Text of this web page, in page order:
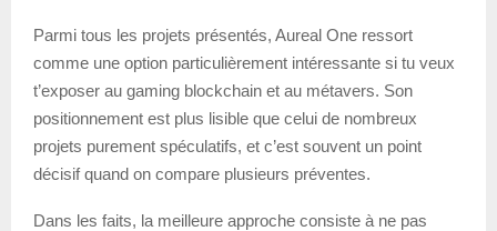
Parmi tous les projets présentés, Aureal One ressort
comme une option particulièrement intéressante si tu veux
t’exposer au gaming blockchain et au métavers. Son
positionnement est plus lisible que celui de nombreux
projets purement spéculatifs, et c’est souvent un point
décisif quand on compare plusieurs préventes.
Dans les faits, la meilleure approche consiste à ne pas